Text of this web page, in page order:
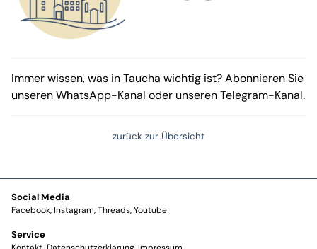
Immer wissen, was in Taucha wichtig ist? Abonnieren Sie
unserenWhatsApp-Kanal oder unserenTelegram-Kanal.
zurück zur Übersicht
Social Media
Facebook Instagram Threads Youtube
Service